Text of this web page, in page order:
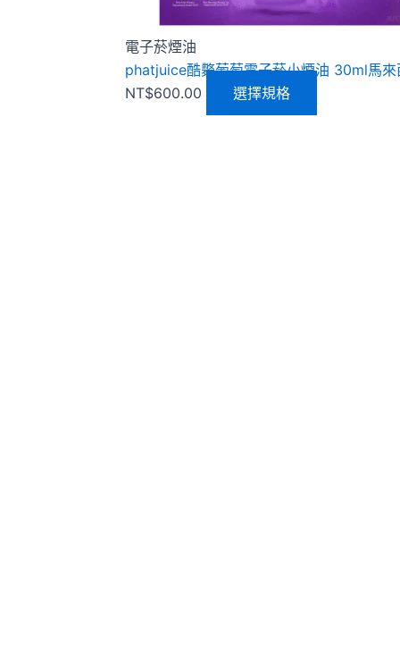
電子菸煙油
phatjuice酷斃葡萄電子菸小煙油 30ml馬來
NT$600.00 選擇規格
產
面